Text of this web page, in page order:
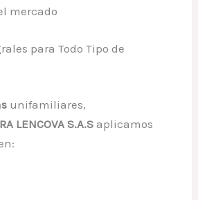
mercado
para Todo Tipo de
unifamiliares,
LENCOVA S.A.S aplicamos